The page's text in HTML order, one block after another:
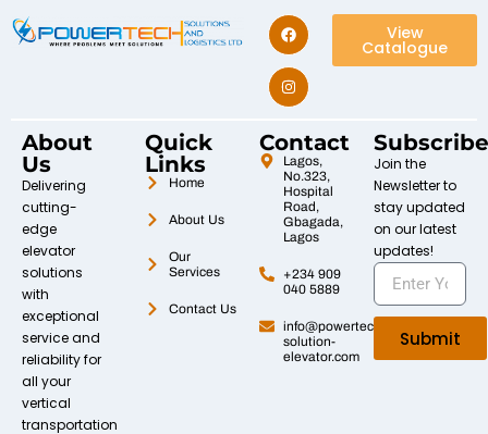
View
Catalogue
About
Us
Delivering
cutting-
edge
elevator
solutions
with
exceptional
service and
reliability for
all your
vertical
transportation
Quick
Links
Home
About Us
Our
Services
Contact Us
Contact
Lagos,
No.323,
Hospital
Road,
Gbagada,
Lagos
+234 909
040 5889
info@powertech-
solution-
elevator.com
Subscribe
Join the
Newsletter to
stay updated
on our latest
updates!
Submit